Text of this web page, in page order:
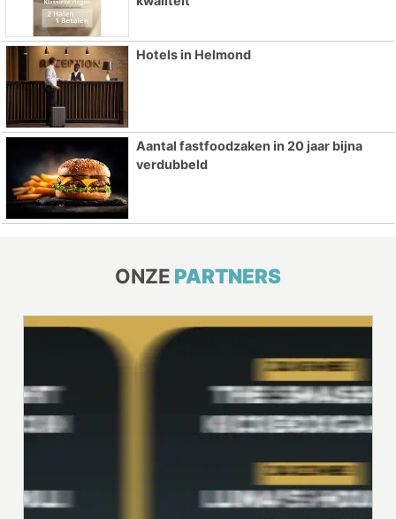
Hotels in Helmond
Aantal fastfoodzaken in 20 jaar bijna
verdubbeld
ONZE PARTNERS